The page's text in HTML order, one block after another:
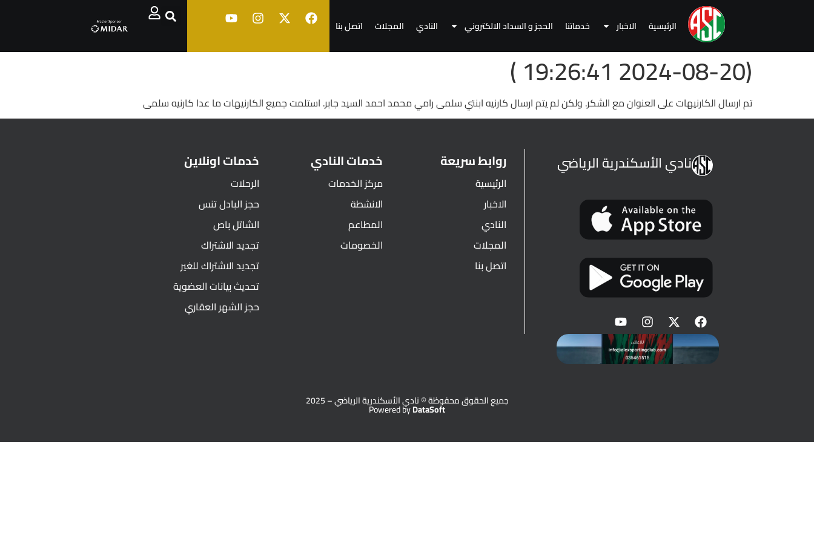
الرئيسية الاخبار خدماتنا الحجز و السداد الالكتروني النادي المجلات اتصل بنا
(2024-08-20 19:26:41 )
تم ارسال الكارنيهات على العنوان مع الشكر. ولكن لم يتم ارسال كارنيه ابنتي سلمى رامي محمد احمد السيد جابر. استلمت جميع الكارنيهات ما عدا كارنيه سلمى
نادي الأسكندرية الرياضي روابط سريعة
الرئيسية
الاخبار
النادي
المجلات
اتصل بنا
خدمات النادي
مركز الخدمات
الانشطة
المطاعم
الخصومات
خدمات اونلاين
الرحلات
حجز البادل تنس
الشاتل باص
تجديد الاشتراك
تجديد الاشتراك للغير
تحديث بيانات العضوية
حجز الشهر العقاري
جميع الحقوق محفوظة © نادي الأسكندرية الرياضي – 2025
Powered byDataSoft